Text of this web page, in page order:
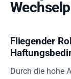
Fliegender
Durch die hohe